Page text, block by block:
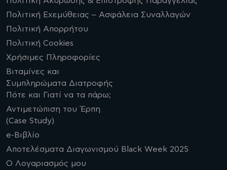
Πολιτική Εχεμύθειας – Ασφάλεια Συναλλαγών
Πολιτική Απορρήτου
Πολιτική Cookies
Χρήσιμες Πληροφορίες
Βιταμίνες και
Συμπληρώματα Διατροφής
Πότε και Γιατί να τα πάρω;
Αντιμετώπιση του Έρπη
(Case Study)
e-Βιβλίο
Αποτελέσματα Διαγωνισμού Black Week 2025
Ο Λογαριασμός μου